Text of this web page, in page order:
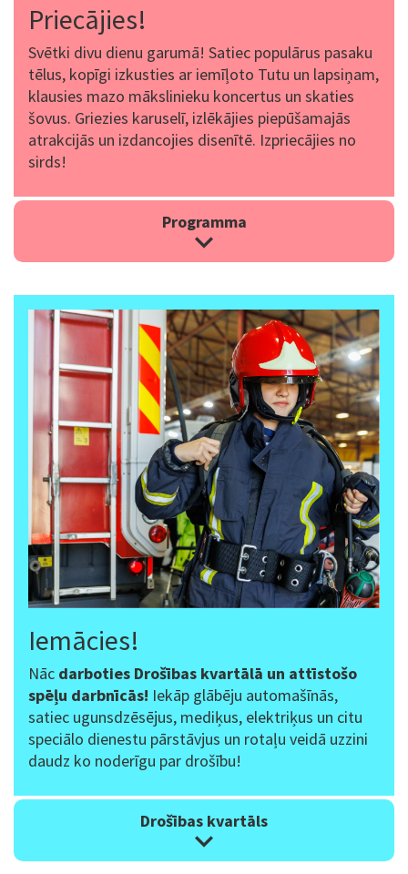
Priecājies!
Svētki divu dienu garumā! Satiec populārus pasaku
tēlus, kopīgi izkusties ar iemīļoto Tutu un lapsiņam,
klausies mazo mākslinieku koncertus un skaties
šovus. Griezies karuselī, izlēkājies piepūšamajās
atrakcijās un izdancojies disenītē. Izpriecājies no
sirds!
Programma
Iemācies!
Nāc darboties Drošības kvartālā un attīstošo
spēļu darbnīcās! Iekāp glābēju automašīnās,
satiec ugunsdzēsējus, mediķus, elektriķus un citu
speciālo dienestu pārstāvjus un rotaļu veidā uzzini
daudz ko noderīgu par drošību!
Drošības kvartāls